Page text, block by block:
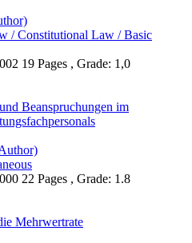
/ Constitutional Law / Basic
19 Pages , Grade: 1,0
Beanspruchungen im
22 Pages , Grade: 1.8
Mehrwertrate